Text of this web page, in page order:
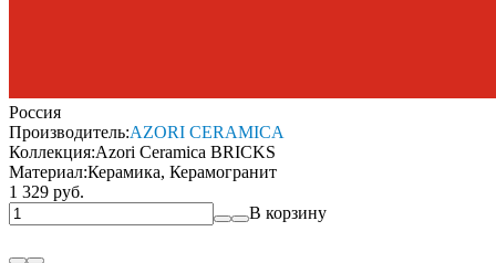
Россия
Производитель:AZORI CERAMICA
Коллекция:Azori Ceramica BRICKS
Материал:Керамика, Керамогранит
1 329 руб.
В корзину